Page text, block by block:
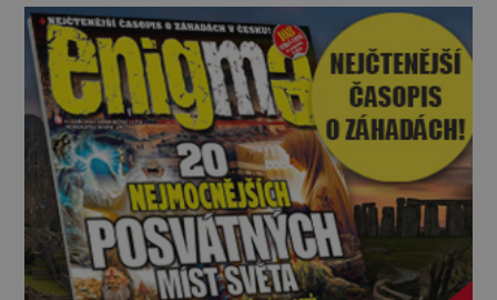
výzdobě Rosslynské kaple skutečně ukryty stopy
templářů, svobodných zednářů nebo dokonce
Svatého grálu? Nebo jde o j